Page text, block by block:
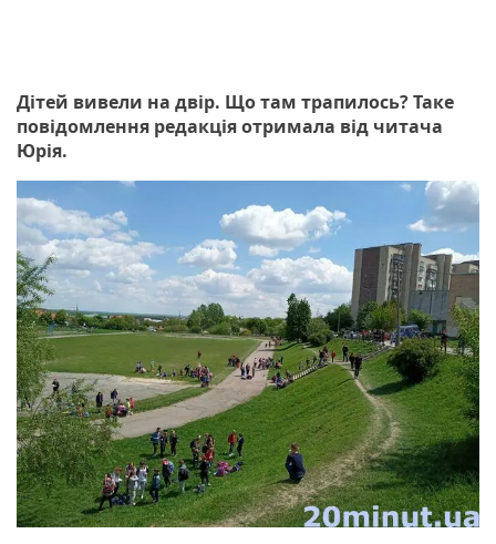
Дітей вивели на двір. Що там трапилось? Таке
повідомлення редакція отримала від читача
Юрія.